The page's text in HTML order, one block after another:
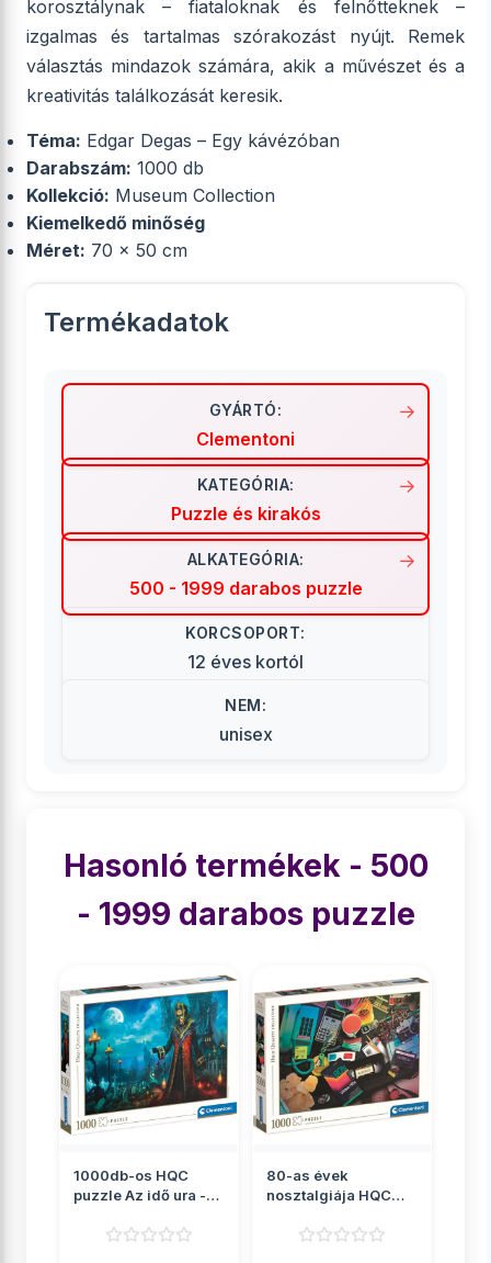
korosztálynak – fiataloknak és felnőtteknek –
izgalmas és tartalmas szórakozást nyújt. Remek
választás mindazok számára, akik a művészet és a
kreativitás találkozását keresik.
Téma: Edgar Degas – Egy kávézóban
Darabszám: 1000 db
Kollekció: Museum Collection
Kiemelkedő minőség
Méret: 70 × 50 cm
Termékadatok
GYÁRTÓ:
Clementoni
KATEGÓRIA:
Puzzle és kirakós
ALKATEGÓRIA:
500 - 1999 darabos puzzle
KORCSOPORT:
12 éves kortól
NEM:
unisex
Hasonló termékek - 500
- 1999 darabos puzzle
1000db-os HQC
puzzle Az idő ura -
80-as évek
nosztalgiája HQC
Clementoni